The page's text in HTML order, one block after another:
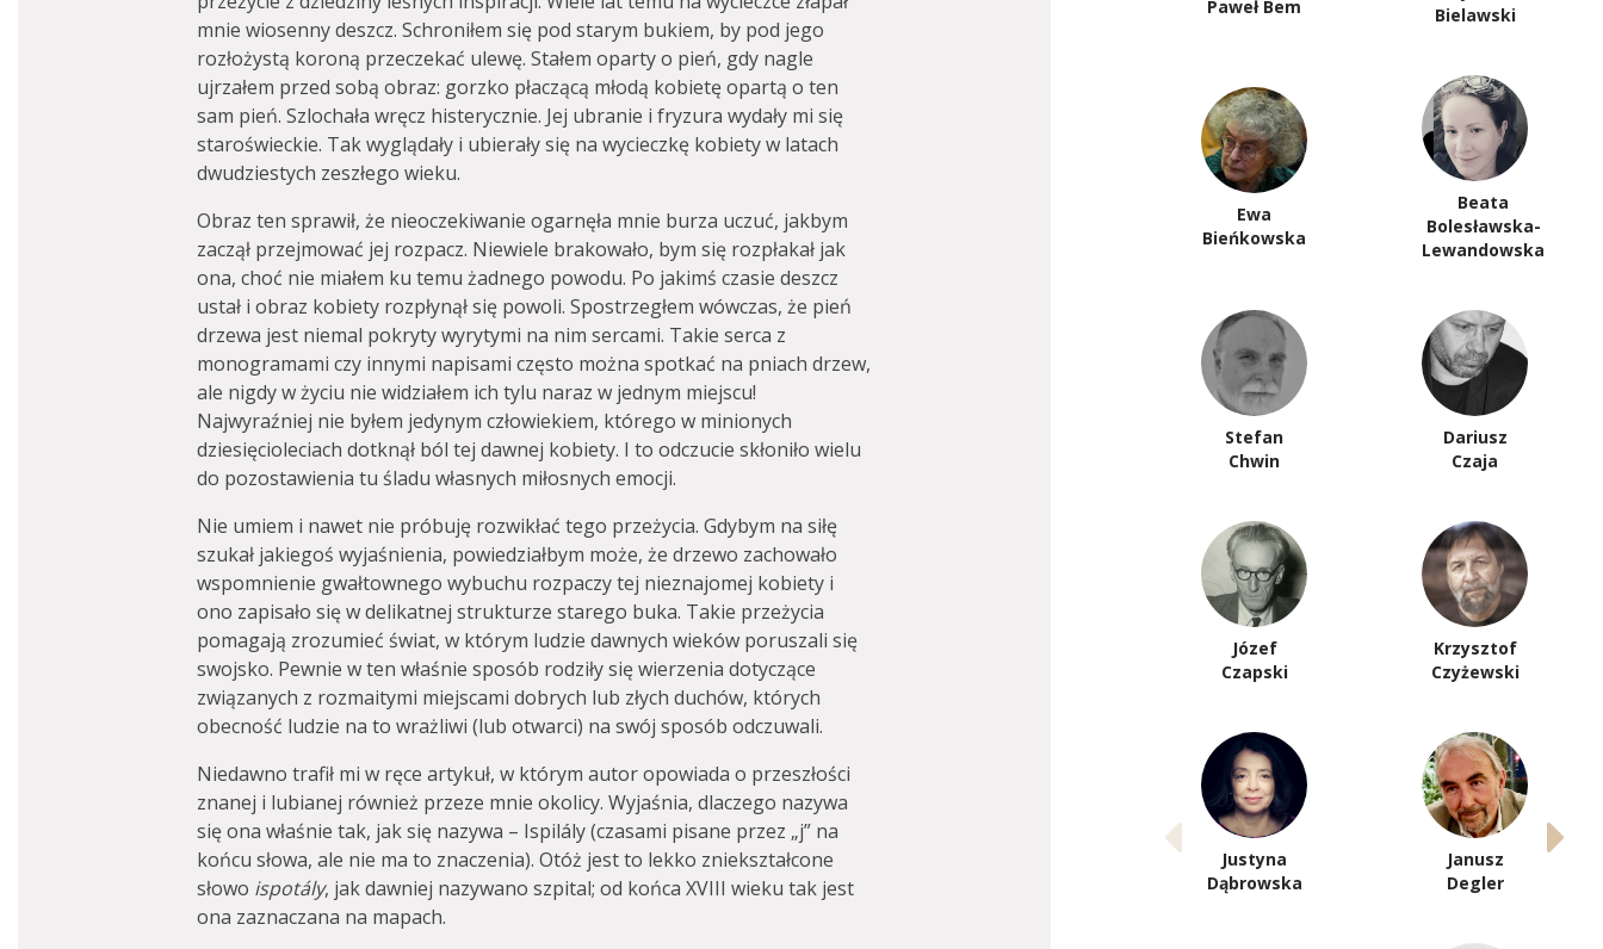
mnie wiosenny deszcz. Schroniłem się pod starym bukiem, by pod jego
rozłożystą koroną przeczekać ulewę. Stałem oparty o pień, gdy nagle
ujrzałem przed sobą obraz: gorzko płaczącą młodą kobietę opartą o ten
sam pień. Szlochała wręcz histerycznie. Jej ubranie i fryzura wydały mi się
staroświeckie. Tak wyglądały i ubierały się na wycieczkę kobiety w latach
dwudziestych zeszłego wieku.
Obraz ten sprawił, że nieoczekiwanie ogarnęła mnie burza uczuć, jakbym
zaczął przejmować jej rozpacz. Niewiele brakowało, bym się rozpłakał jak
ona, choć nie miałem ku temu żadnego powodu. Po jakimś czasie deszcz
ustał i obraz kobiety rozpłynął się powoli. Spostrzegłem wówczas, że pień
drzewa jest niemal pokryty wyrytymi na nim sercami. Takie serca z
monogramami czy innymi napisami często można spotkać na pniach drzew,
ale nigdy w życiu nie widziałem ich tylu naraz w jednym miejscu!
Najwyraźniej nie byłem jedynym człowiekiem, którego w minionych
dziesięcioleciach dotknął ból tej dawnej kobiety. I to odczucie skłoniło wielu
do pozostawienia tu śladu własnych miłosnych emocji.
Nie umiem i nawet nie próbuję rozwikłać tego przeżycia. Gdybym na siłę
szukał jakiegoś wyjaśnienia, powiedziałbym może, że drzewo zachowało
wspomnienie gwałtownego wybuchu rozpaczy tej nieznajomej kobiety i
ono zapisało się w delikatnej strukturze starego buka. Takie przeżycia
pomagają zrozumieć świat, w którym ludzie dawnych wieków poruszali się
swojsko. Pewnie w ten właśnie sposób rodziły się wierzenia dotyczące
związanych z rozmaitymi miejscami dobrych lub złych duchów, których
obecność ludzie na to wrażliwi (lub otwarci) na swój sposób odczuwali.
Niedawno trafił mi w ręce artykuł, w którym autor opowiada o przeszłości
znanej i lubianej również przeze mnie okolicy. Wyjaśnia, dlaczego nazywa
się ona właśnie tak, jak się nazywa – Ispilály (czasami pisane przez „j” na
końcu słowa, ale nie ma to znaczenia). Otóż jest to lekko zniekształcone
słowo ispotály, jak dawniej nazywano szpital; od końca XVIII wieku tak jest
ona zaznaczana na mapach.
Paweł Bem
Bielawski
Ewa
Bieńkowska
Beata
Bolesławska-
Lewandowska
Stefan
Chwin
Dariusz
Czaja
Józef
Czapski
Krzysztof
Czyżewski
Justyna
Dąbrowska
Janusz
Degler